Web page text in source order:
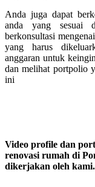
Anda juga dapat
anda yang sesuai
berkonsultasi
yang harus
anggaran untuk
dan melihat portpolio
ini
Video profile dan
renovasi rumah di
dikerjakan oleh kami.